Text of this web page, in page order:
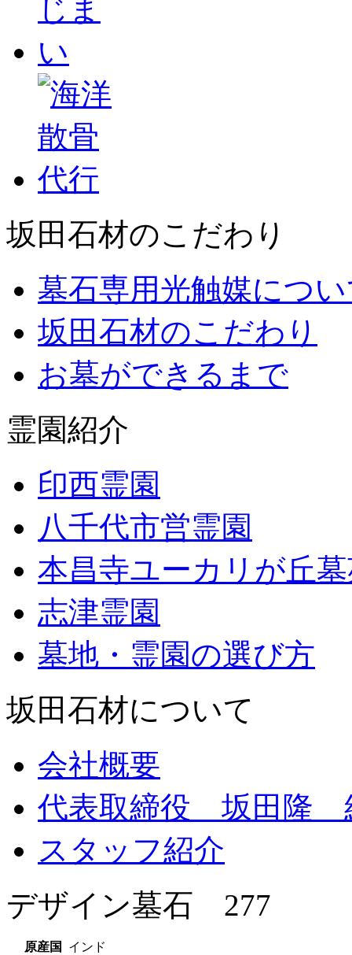
坂田石材のこだわり
墓石専用光触媒につ
坂田石材のこだわり
お墓ができるまで
霊園紹介
印西霊園
八千代市営霊園
本昌寺ユーカリが丘
志津霊園
墓地・霊園の選び方
坂田石材について
会社概要
代表取締役 坂田隆
スタッフ紹介
デザイン墓石 277
原産国
インド